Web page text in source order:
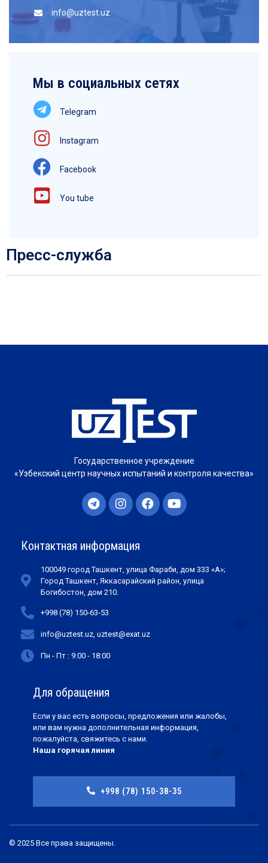
info@uztest.uz
Мы в социальных сетях
Telegram
Instagram
Facebook
You tube
Пресс-служба
Государственное учреждение
«Узбекский центр научных испытаний и контроля качества»
Контактная информация
100049 город Ташкент, улица Фараби, дом 333 «А»;
Город Ташкент, Яккасарайский район, улица
Богибостон, дом 210.
+998 (78) 150-63-53
info@uztest.uz, uztest@exat.uz
Пн - Пт : 9:00 - 18:00
Для обращения
Если у вас есть вопросы, предложения или жалобы,
или вам нужна дополнительная информация,
пожалуйста, свяжитесь с нами.
Наша горячая линия
+998 (78) 150-38-35
© 2025 Все права защищены.